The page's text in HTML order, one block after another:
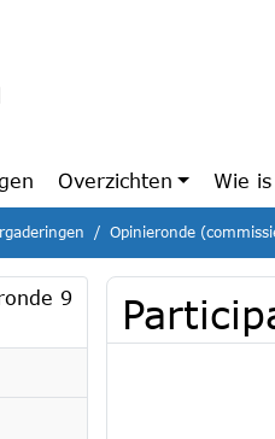
Overzichten Wie
Opinieronde
9